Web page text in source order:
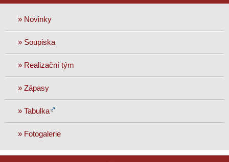
» Novinky
» Soupiska
» Realizační tým
» Zápasy
» Tabulka
» Fotogalerie